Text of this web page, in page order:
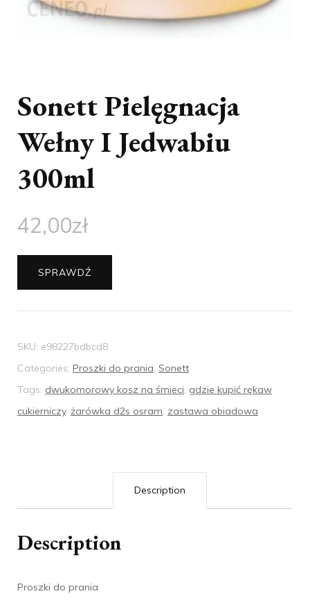
Sonett Pielęgnacja
Wełny I Jedwabiu
300ml
42,00zł
SPRAWDŹ
SKU: e98227bdbcd8
Categories: Proszki do prania, Sonett
Tags: dwukomorowy kosz na śmieci, gdzie kupić rękaw
cukierniczy, żarówka d2s osram, zastawa obiadowa
Description
Description
Proszki do prania